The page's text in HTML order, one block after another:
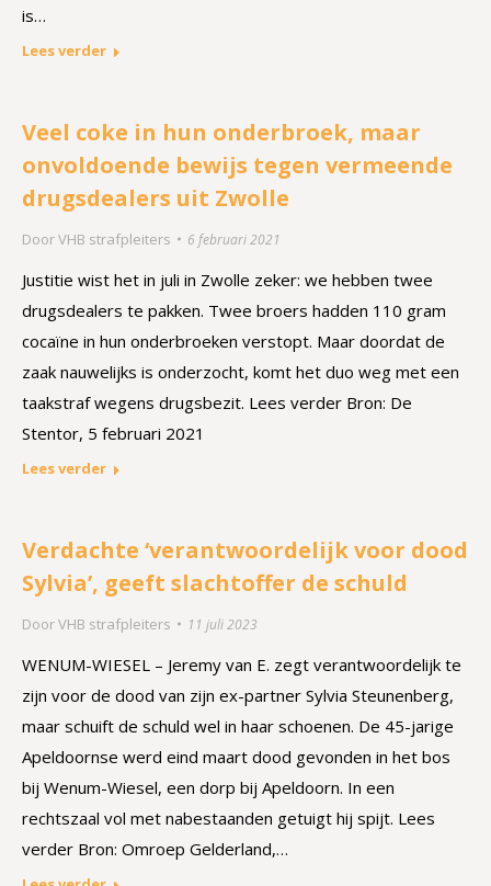
is…
Lees verder
Veel coke in hun onderbroek, maar
onvoldoende bewijs tegen vermeende
drugsdealers uit Zwolle
DoorVHB strafpleiters 6 februari 2021
Justitie wist het in juli in Zwolle zeker: we hebben twee
drugsdealers te pakken. Twee broers hadden 110 gram
cocaïne in hun onderbroeken verstopt. Maar doordat de
zaak nauwelijks is onderzocht, komt het duo weg met een
taakstraf wegens drugsbezit. Lees verder Bron: De
Stentor, 5 februari 2021
Lees verder
Verdachte ‘verantwoordelijk voor dood
Sylvia’, geeft slachtoffer de schuld
DoorVHB strafpleiters 11 juli 2023
WENUM-WIESEL – Jeremy van E. zegt verantwoordelijk te
zijn voor de dood van zijn ex-partner Sylvia Steunenberg,
maar schuift de schuld wel in haar schoenen. De 45-jarige
Apeldoornse werd eind maart dood gevonden in het bos
bij Wenum-Wiesel, een dorp bij Apeldoorn. In een
rechtszaal vol met nabestaanden getuigt hij spijt. Lees
verder Bron: Omroep Gelderland,…